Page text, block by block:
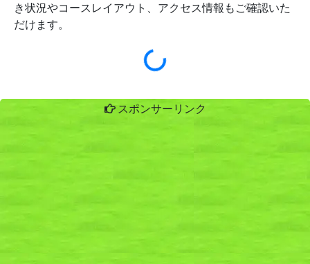
き状況やコースレイアウト、アクセス情報もご確認いた
だけます。
スポンサーリンク